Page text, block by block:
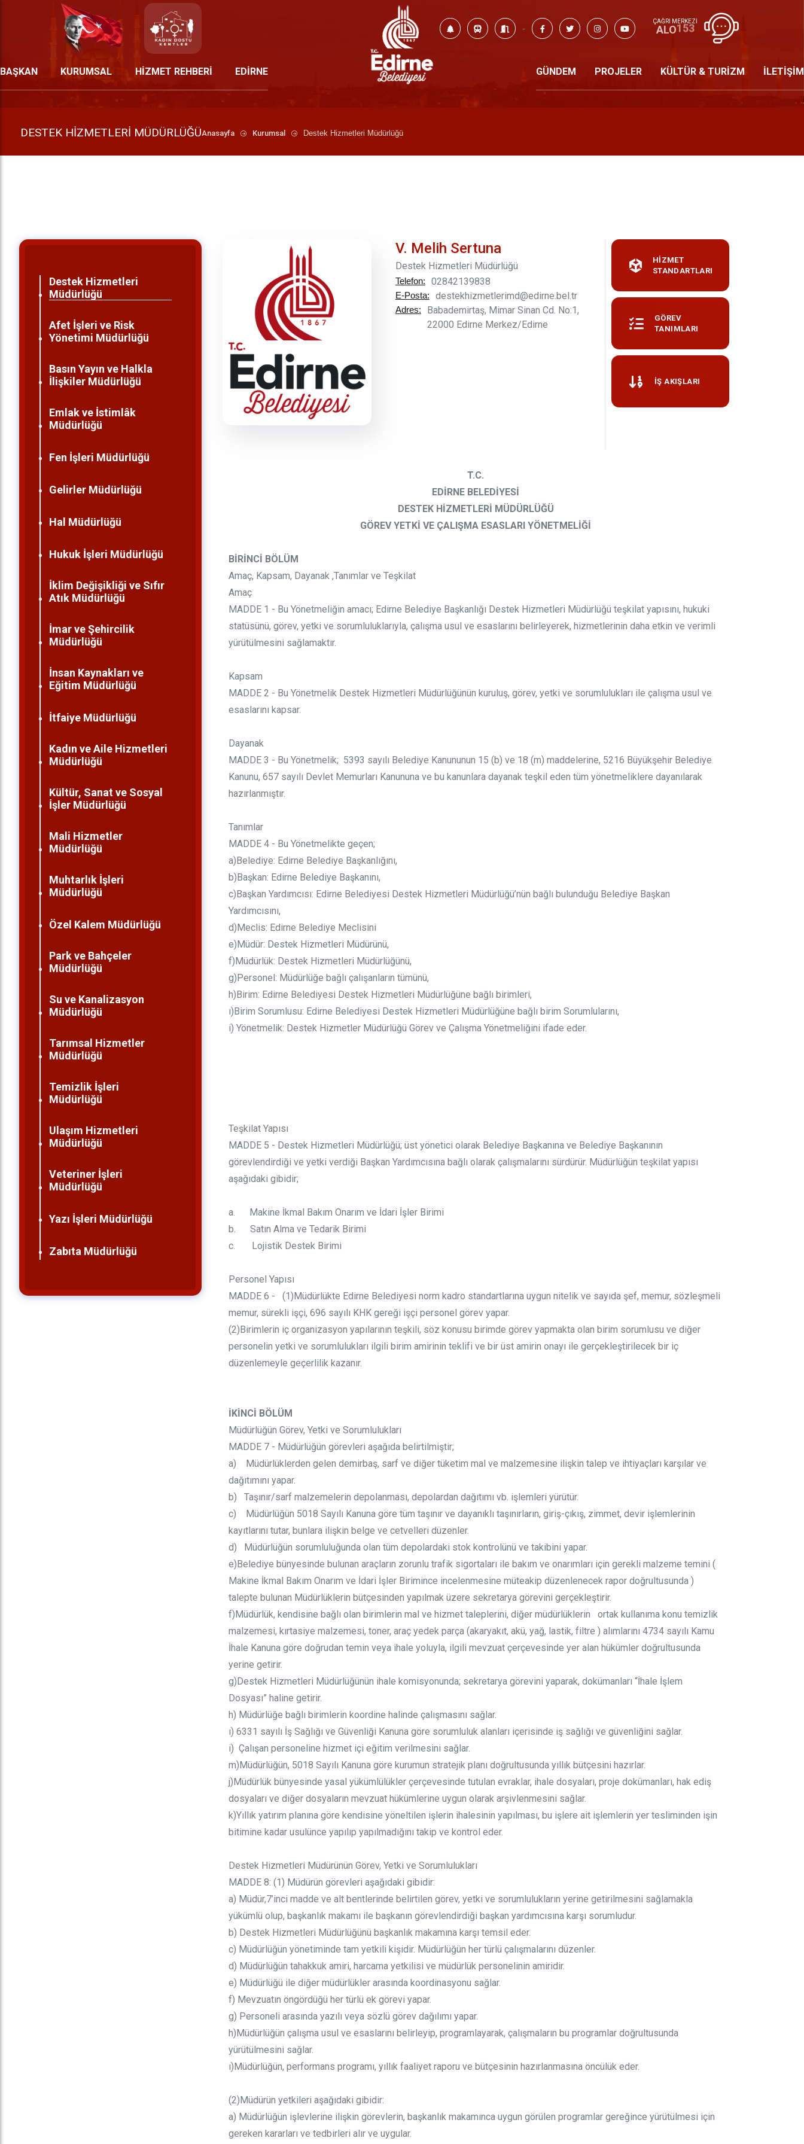
-
ÇAĞRI MERKEZİ
ALO 153
BAŞKAN KURUMSAL HİZMET REHBERİ EDİRNE GÜNDEM PROJELER KÜLTÜR & TURİZM İLETİŞİM
DESTEK HIZMETLERI MÜDÜRLÜĞÜAnasayfa Kurumsal Destek Hizmetleri Müdürlüğü
Destek Hizmetleri
Müdürlüğü
Afet İşleri ve Risk
Yönetimi Müdürlüğü
Basın Yayın ve Halkla
İlişkiler Müdürlüğü
Emlak ve İstimlâk
Müdürlüğü
Fen İşleri Müdürlüğü
Gelirler Müdürlüğü
Hal Müdürlüğü
Hukuk İşleri Müdürlüğü
İklim Değişikliği ve Sıfır
Atık Müdürlüğü
İmar ve Şehircilik
Müdürlüğü
İnsan Kaynakları ve
Eğitim Müdürlüğü
İtfaiye Müdürlüğü
Kadın ve Aile Hizmetleri
Müdürlüğü
Kültür, Sanat ve Sosyal
İşler Müdürlüğü
Mali Hizmetler
Müdürlüğü
Muhtarlık İşleri
Müdürlüğü
Özel Kalem Müdürlüğü
Park ve Bahçeler
Müdürlüğü
Su ve Kanalizasyon
Müdürlüğü
Tarımsal Hizmetler
Müdürlüğü
Temizlik İşleri
Müdürlüğü
Ulaşım Hizmetleri
Müdürlüğü
Veteriner İşleri
Müdürlüğü
Yazı İşleri Müdürlüğü
Zabıta Müdürlüğü
V. Melih Sertuna
Destek Hizmetleri Müdürlüğü
Telefon: 02842139838
E-Posta: destekhizmetlerimd@edirne.bel.tr
Adres:
Babademirtaş, Mimar Sinan Cd. No:1,
22000 Edirne Merkez/Edirne
HİZMET
STANDARTLARI
GÖREV
TANIMLARI
İŞ AKIŞLARI
T.C.
EDİRNE BELEDİYESİ
DESTEK HİZMETLERİ MÜDÜRLÜĞÜ
GÖREV YETKİ VE ÇALIŞMA ESASLARI YÖNETMELİĞİ
BİRİNCİ BÖLÜM
Amaç, Kapsam, Dayanak ,Tanımlar ve Teşkilat
Amaç
MADDE 1 - Bu Yönetmeliğin amacı; Edirne Belediye Başkanlığı Destek Hizmetleri Müdürlüğü teşkilat yapısını, hukuki
statüsünü, görev, yetki ve sorumluluklarıyla, çalışma usul ve esaslarını belirleyerek, hizmetlerinin daha etkin ve verimli
yürütülmesini sağlamaktır.
Kapsam
MADDE 2 - Bu Yönetmelik Destek Hizmetleri Müdürlüğünün kuruluş, görev, yetki ve sorumlulukları ile çalışma usul ve
esaslarını kapsar.
Dayanak
MADDE 3 - Bu Yönetmelik; 5393 sayılı Belediye Kanununun 15 (b) ve 18 (m) maddelerine, 5216 Büyükşehir Belediye
Kanunu, 657 sayılı Devlet Memurları Kanununa ve bu kanunlara dayanak teşkil eden tüm yönetmeliklere dayanılarak
hazırlanmıştır.
Tanımlar
MADDE 4 - Bu Yönetmelikte geçen;
a)Belediye: Edirne Belediye Başkanlığını,
b)Başkan: Edirne Belediye Başkanını,
c)Başkan Yardımcısı: Edirne Belediyesi Destek Hizmetleri Müdürlüğü’nün bağlı bulunduğu Belediye Başkan
Yardımcısını,
d)Meclis: Edirne Belediye Meclisini
e)Müdür: Destek Hizmetleri Müdürünü,
f)Müdürlük: Destek Hizmetleri Müdürlüğünü,
g)Personel: Müdürlüğe bağlı çalışanların tümünü,
h)Birim: Edirne Belediyesi Destek Hizmetleri Müdürlüğüne bağlı birimleri,
ı)Birim Sorumlusu: Edirne Belediyesi Destek Hizmetleri Müdürlüğüne bağlı birim Sorumlularını,
i) Yönetmelik: Destek Hizmetler Müdürlüğü Görev ve Çalışma Yönetmeliğini ifade eder.
Teşkilat Yapısı
MADDE 5 - Destek Hizmetleri Müdürlüğü; üst yönetici olarak Belediye Başkanına ve Belediye Başkanının
görevlendirdiği ve yetki verdiği Başkan Yardımcısına bağlı olarak çalışmalarını sürdürür. Müdürlüğün teşkilat yapısı
aşağıdaki gibidir;
a. Makine İkmal Bakım Onarım ve İdari İşler Birimi
b. Satın Alma ve Tedarik Birimi
c. Lojistik Destek Birimi
Personel Yapısı
MADDE 6 - (1)Müdürlükte Edirne Belediyesi norm kadro standartlarına uygun nitelik ve sayıda şef, memur, sözleşmeli
memur, sürekli işçi, 696 sayılı KHK gereği işçi personel görev yapar.
(2)Birimlerin iç organizasyon yapılarının teşkili, söz konusu birimde görev yapmakta olan birim sorumlusu ve diğer
personelin yetki ve sorumlulukları ilgili birim amirinin teklifi ve bir üst amirin onayı ile gerçekleştirilecek bir iç
düzenlemeyle geçerlilik kazanır.
İKİNCİ BÖLÜM
Müdürlüğün Görev, Yetki ve Sorumlulukları
MADDE 7 - Müdürlüğün görevleri aşağıda belirtilmiştir;
a) Müdürlüklerden gelen demirbaş, sarf ve diğer tüketim mal ve malzemesine ilişkin talep ve ihtiyaçları karşılar ve
dağıtımını yapar.
b) Taşınır/sarf malzemelerin depolanması, depolardan dağıtımı vb. işlemleri yürütür.
c) Müdürlüğün 5018 Sayılı Kanuna göre tüm taşınır ve dayanıklı taşınırların, giriş-çıkış, zimmet, devir işlemlerinin
kayıtlarını tutar, bunlara ilişkin belge ve cetvelleri düzenler.
d) Müdürlüğün sorumluluğunda olan tüm depolardaki stok kontrolünü ve takibini yapar.
e)Belediye bünyesinde bulunan araçların zorunlu trafik sigortaları ile bakım ve onarımları için gerekli malzeme temini (
Makine İkmal Bakım Onarım ve İdari İşler Birimince incelenmesine müteakip düzenlenecek rapor doğrultusunda )
talepte bulunan Müdürlüklerin bütçesinden yapılmak üzere sekretarya görevini gerçekleştirir.
f)Müdürlük, kendisine bağlı olan birimlerin mal ve hizmet taleplerini, diğer müdürlüklerin ortak kullanıma konu temizlik
malzemesi, kırtasiye malzemesi, toner, araç yedek parça (akaryakıt, akü, yağ, lastik, filtre ) alımlarını 4734 sayılı Kamu
İhale Kanuna göre doğrudan temin veya ihale yoluyla, ilgili mevzuat çerçevesinde yer alan hükümler doğrultusunda
yerine getirir.
g)Destek Hizmetleri Müdürlüğünün ihale komisyonunda; sekretarya görevini yaparak, dokümanları “İhale İşlem
Dosyası” haline getirir.
h) Müdürlüğe bağlı birimlerin koordine halinde çalışmasını sağlar.
ı) 6331 sayılı İş Sağlığı ve Güvenliği Kanuna göre sorumluluk alanları içerisinde iş sağlığı ve güvenliğini sağlar.
i) Çalışan personeline hizmet içi eğitim verilmesini sağlar.
m)Müdürlüğün, 5018 Sayılı Kanuna göre kurumun stratejik planı doğrultusunda yıllık bütçesini hazırlar.
j)Müdürlük bünyesinde yasal yükümlülükler çerçevesinde tutulan evraklar, ihale dosyaları, proje dokümanları, hak ediş
dosyaları ve diğer dosyaların mevzuat hükümlerine uygun olarak arşivlenmesini sağlar.
k)Yıllık yatırım planına göre kendisine yöneltilen işlerin ihalesinin yapılması, bu işlere ait işlemlerin yer tesliminden işin
bitimine kadar usulünce yapılıp yapılmadığını takip ve kontrol eder.
Destek Hizmetleri Müdürünün Görev, Yetki ve Sorumlulukları
MADDE 8: (1) Müdürün görevleri aşağıdaki gibidir:
a) Müdür,7’inci madde ve alt bentlerinde belirtilen görev, yetki ve sorumlulukların yerine getirilmesini sağlamakla
yükümlü olup, başkanlık makamı ile başkanın görevlendirdiği başkan yardımcısına karşı sorumludur.
b) Destek Hizmetleri Müdürlüğünü başkanlık makamına karşı temsil eder.
c) Müdürlüğün yönetiminde tam yetkili kişidir. Müdürlüğün her türlü çalışmalarını düzenler.
d) Müdürlüğün tahakkuk amiri, harcama yetkilisi ve müdürlük personelinin amiridir.
e) Müdürlüğü ile diğer müdürlükler arasında koordinasyonu sağlar.
f) Mevzuatın öngördüğü her türlü ek görevi yapar.
g) Personeli arasında yazılı veya sözlü görev dağılımı yapar.
h)Müdürlüğün çalışma usul ve esaslarını belirleyip, programlayarak, çalışmaların bu programlar doğrultusunda
yürütülmesini sağlar.
ı)Müdürlüğün, performans programı, yıllık faaliyet raporu ve bütçesinin hazırlanmasına öncülük eder.
(2)Müdürün yetkileri aşağıdaki gibidir:
a) Müdürlüğün işlevlerine ilişkin görevlerin, başkanlık makamınca uygun görülen programlar gereğince yürütülmesi için
gereken kararları ve tedbirleri alır ve uygular.